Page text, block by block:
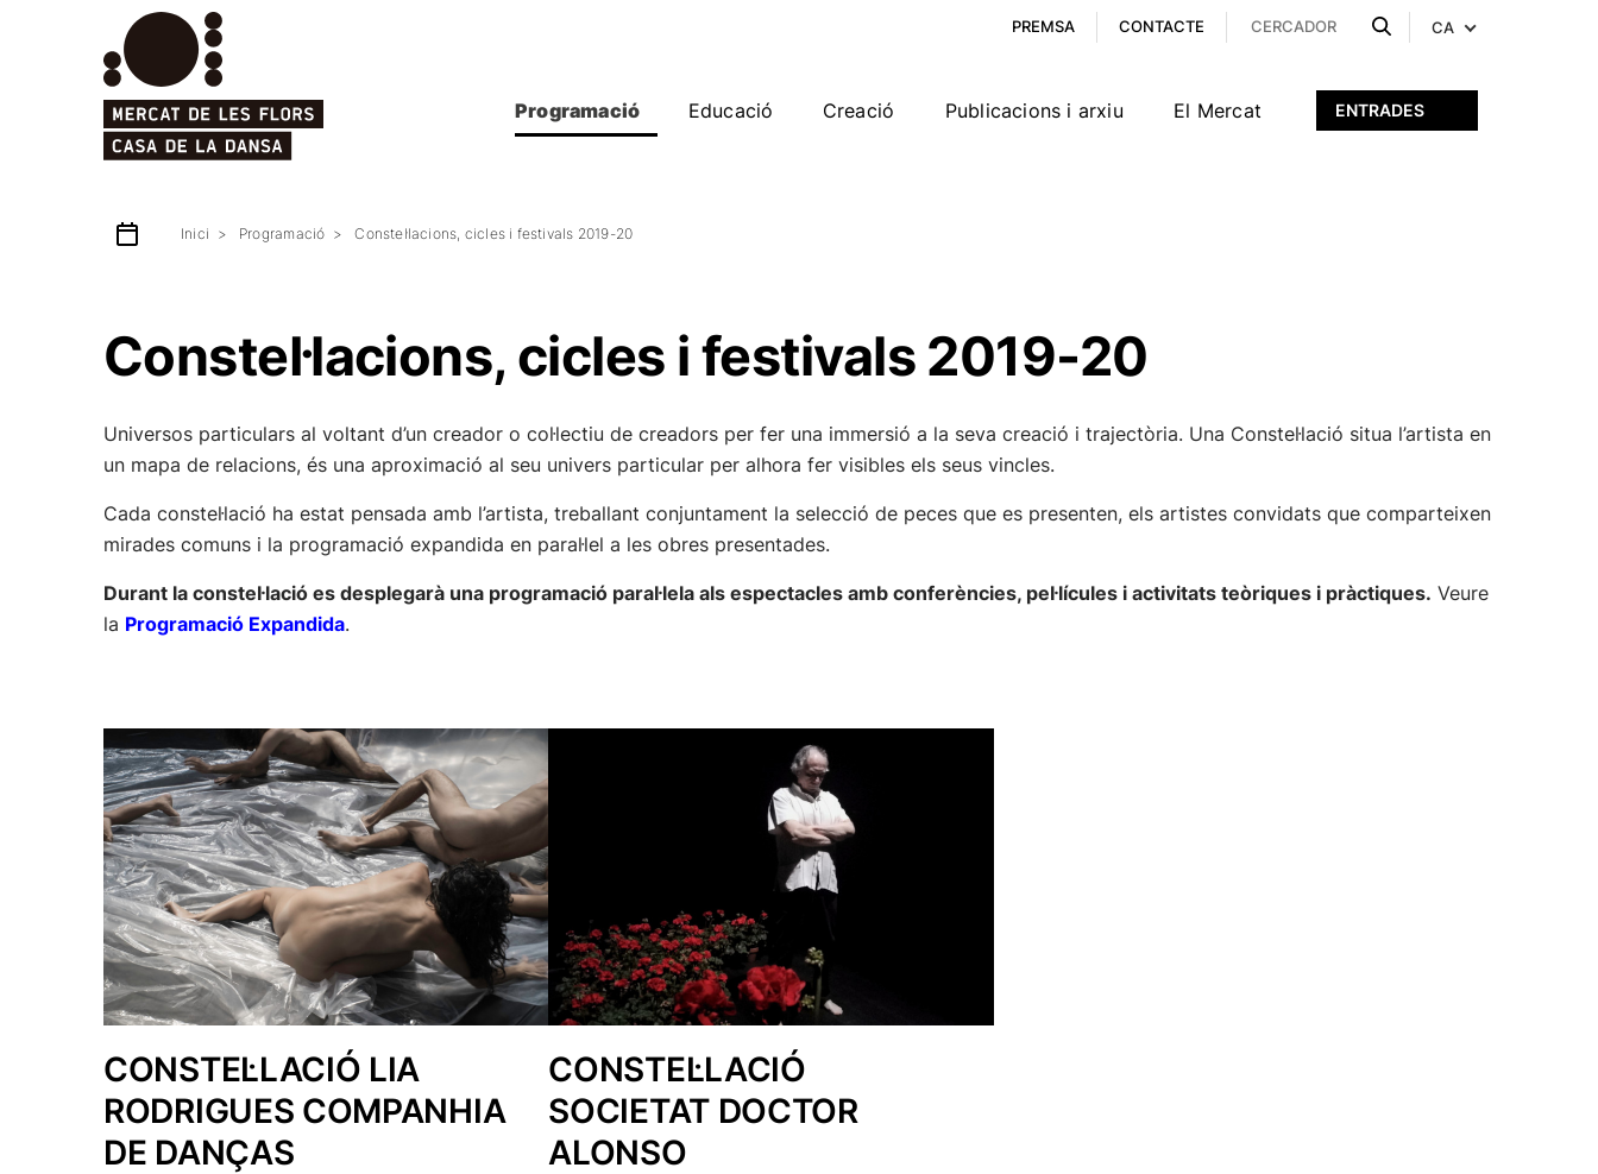
PREMSA CONTACTE CA
ENTRADES
Programació Educació Creació Publicacions i arxiu El Mercat
Inici Programació Constel·lacions, cicles i festivals 2019-20
Constel·lacions, cicles i festivals 2019-20
Universos particulars al voltant d’un creador o col·lectiu de creadors per fer una immersió a la seva creació i trajectòria. Una Constel·lació situa l’artista en
un mapa de relacions, és una aproximació al seu univers particular per alhora fer visibles els seus vincles.
Cada constel·lació ha estat pensada amb l’artista, treballant conjuntament la selecció de peces que es presenten, els artistes convidats que comparteixen
mirades comuns i la programació expandida en paral·lel a les obres presentades.
Durant la constel·lació es desplegarà una programació paral·lela als espectacles amb conferències, pel·lícules i activitats teòriques i pràctiques. Veure
la Programació Expandida.
CONSTEL·LACIÓ LIA
RODRIGUES COMPANHIA
DE DANÇAS
CONSTEL·LACIÓ
SOCIETAT DOCTOR
ALONSO